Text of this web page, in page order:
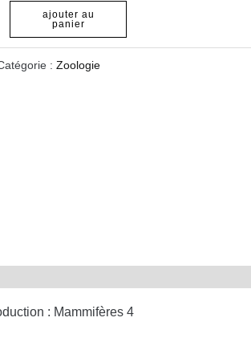
ajouter au
panier
:Zoologie
: Mammifères 4